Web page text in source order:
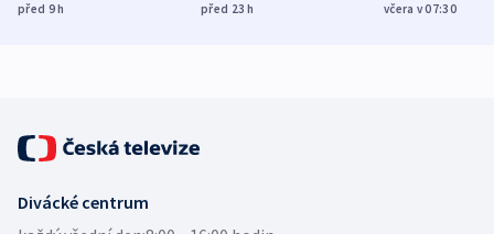
Poláky nebezpečné
před 9h
míní estonský
před 23h
ukázala
včera v 07:30
Divácké centrum